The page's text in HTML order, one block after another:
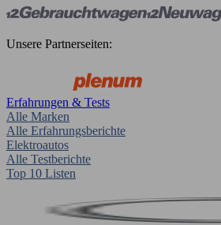
Unsere Partnerseiten:
Erfahrungen & Tests
Alle Marken
Alle Erfahrungsberichte
Elektroautos
Alle Testberichte
Top 10 Listen